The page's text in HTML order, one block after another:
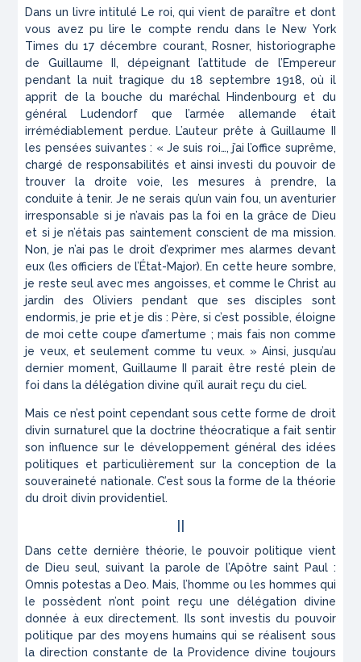
Dans un livre intitulé Le roi, qui vient de paraître et dont
vous avez pu lire le compte rendu dans le New York
Times du 17 décembre courant, Rosner, historiographe
de Guillaume II, dépeignant l’attitude de l’Empereur
pendant la nuit tragique du 18 septembre 1918, où il
apprit de la bouche du maréchal Hindenbourg et du
général Ludendorf que l’armée allemande était
irrémédiablement perdue. L’auteur prête à Guillaume II
les pensées suivantes : « Je suis roi…, j’ai l’office suprême,
chargé de responsabilités et ainsi investi du pouvoir de
trouver la droite voie, les mesures à prendre, la
conduite à tenir. Je ne serais qu’un vain fou, un aventurier
irresponsable si je n’avais pas la foi en la grâce de Dieu
et si je n’étais pas saintement conscient de ma mission.
Non, je n’ai pas le droit d’exprimer mes alarmes devant
eux (les officiers de l’État-Major). En cette heure sombre,
je reste seul avec mes angoisses, et comme le Christ au
jardin des Oliviers pendant que ses disciples sont
endormis, je prie et je dis : Père, si c’est possible, éloigne
de moi cette coupe d’amertume ; mais fais non comme
je veux, et seulement comme tu veux. » Ainsi, jusqu’au
dernier moment, Guillaume II parait être resté plein de
foi dans la délégation divine qu’il aurait reçu du ciel.
Mais ce n’est point cependant sous cette forme de droit
divin surnaturel que la doctrine théocratique a fait sentir
son influence sur le développement général des idées
politiques et particulièrement sur la conception de la
souveraineté nationale. C’est sous la forme de la théorie
du droit divin providentiel.
II
Dans cette dernière théorie, le pouvoir politique vient
de Dieu seul, suivant la parole de l’Apôtre saint Paul :
Omnis potestas a Deo. Mais, l’homme ou les hommes qui
le possèdent n’ont point reçu une délégation divine
donnée à eux directement. Ils sont investis du pouvoir
politique par des moyens humains qui se réalisent sous
la direction constante de la Providence divine toujours